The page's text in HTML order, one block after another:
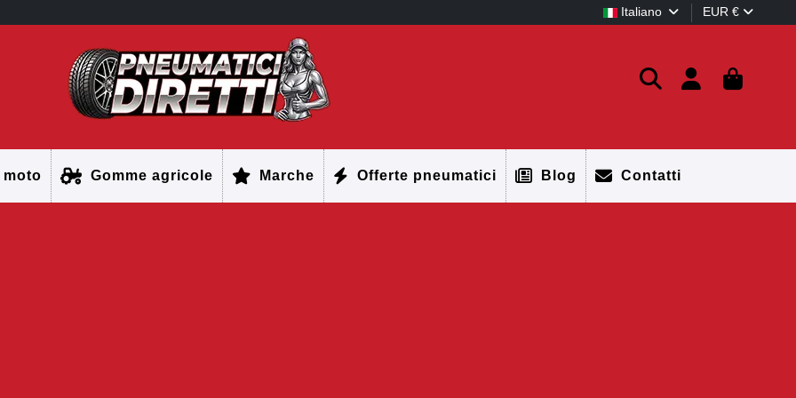
Italiano EUR €
moto Gomme agricole Marche Offerte pneumatici Blog Contatti